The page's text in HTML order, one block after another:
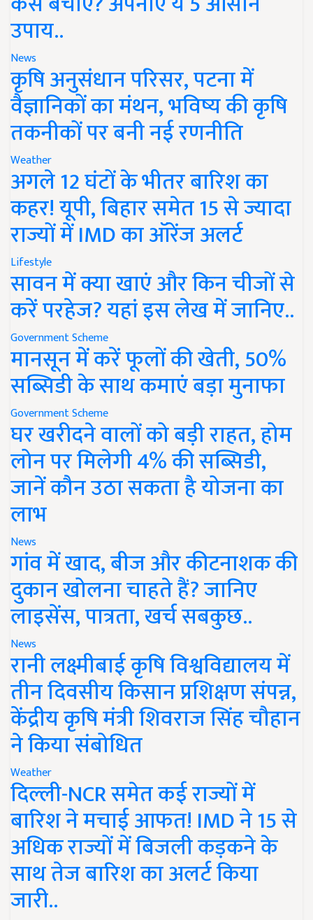
उपाय..
News
कृषि अनुसंधान परिसर, पटना में
वैज्ञानिकों का मंथन, भविष्य की कृषि
तकनीकों पर बनी नई रणनीति
Weather
अगले 12 घंटों के भीतर बारिश का
कहर! यूपी, बिहार समेत 15 से ज्यादा
राज्यों में IMD का ऑरेंज अलर्ट
Lifestyle
सावन में क्या खाएं और किन चीजों से
करें परहेज? यहां इस लेख में जानिए..
Government Scheme
मानसून में करें फूलों की खेती, 50%
सब्सिडी के साथ कमाएं बड़ा मुनाफा
Government Scheme
घर खरीदने वालों को बड़ी राहत, होम
लोन पर मिलेगी 4% की सब्सिडी,
जानें कौन उठा सकता है योजना का
लाभ
News
गांव में खाद, बीज और कीटनाशक की
दुकान खोलना चाहते हैं? जानिए
लाइसेंस, पात्रता, खर्च सबकुछ..
News
रानी लक्ष्मीबाई कृषि विश्वविद्यालय में
तीन दिवसीय किसान प्रशिक्षण संपन्न,
केंद्रीय कृषि मंत्री शिवराज सिंह चौहान
ने किया संबोधित
Weather
दिल्ली-NCR समेत कई राज्यों में
बारिश ने मचाई आफत! IMD ने 15 से
अधिक राज्यों में बिजली कड़कने के
साथ तेज बारिश का अलर्ट किया
जारी..